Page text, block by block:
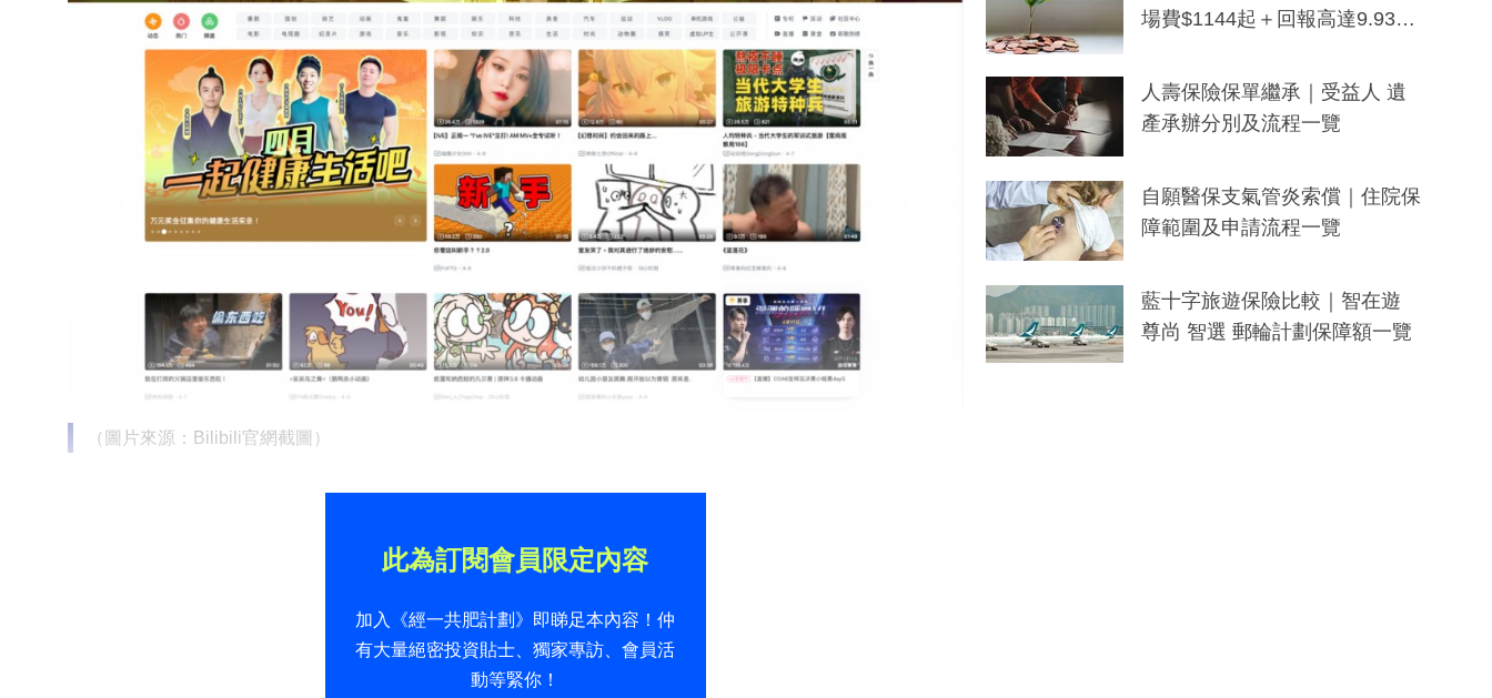
（圖片來源：Bilibili官網截圖）
此為訂閱會員限定內容
加入《經一共肥計劃》即睇足本內容！仲
有大量絕密投資貼士、獨家專訪、會員活
動等緊你！
場費$1144起＋回報高達9.93
人壽保險保單繼承｜受益人 遺
產承辦分別及流程一覽
自願醫保支氣管炎索償｜住院保
障範圍及申請流程一覽
藍十字旅遊保險比較｜智在遊
尊尚 智選 郵輪計劃保障額一覽